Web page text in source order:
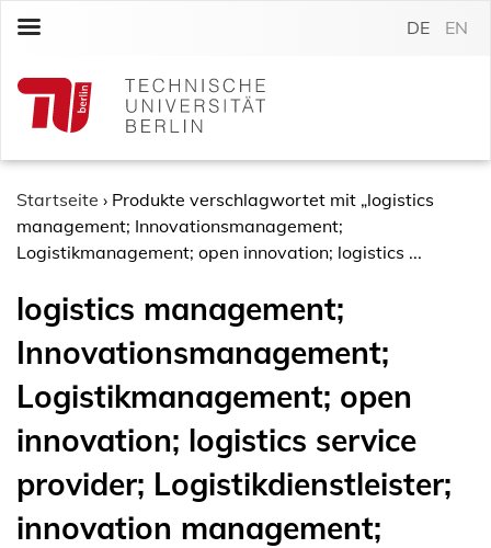
c
DE EN
Startseite › Produkte verschlagwortet mit „logistics
management; Innovationsmanagement;
Logistikmanagement; open innovation; logistics ...
logistics management;
Innovationsmanagement;
Logistikmanagement; open
innovation; logistics service
provider; Logistikdienstleister;
innovation management;